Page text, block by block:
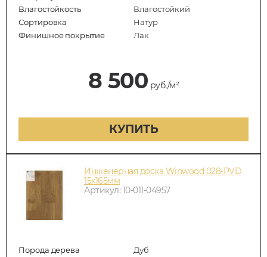
Влагостойкость
Влагостойкий
Сортировка
Натур
Финишное покрытие
Лак
8 500 руб./м²
КУПИТЬ
Инженерная доска Winwood 028-PVD
15х165мм
Артикул: 10-011-04957
Порода дерева
Дуб